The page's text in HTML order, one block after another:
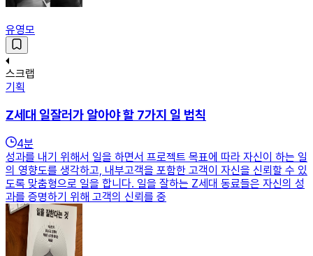
유영모
스크랩
기획
Z세대 일잘러가 알아야 할 7가지 일 법칙
4분
성과를 내기 위해서 일을 하면서 프로젝트 목표에 따라 자신이 하는 일
의 영향도를 생각하고, 내부고객을 포함한 고객이 자신을 신뢰할 수 있
도록 맞춤형으로 일을 합니다. 일을 잘하는 Z세대 동료들은 자신의 성
과를 증명하기 위해 고객의 신뢰를 중